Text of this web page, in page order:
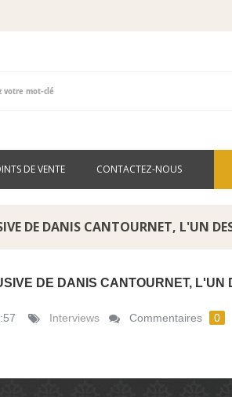
DE VENTE CONTACTEZ-NOUS
DE DANIS CANTOURNET, L'UN
DE DANIS CANTOURNET, L'UN
Interviews Commentaires 0